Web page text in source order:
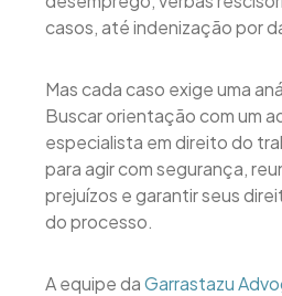
casos, até indenização por
Mas cada caso exige uma
Buscar orientação com um
especialista em direito do
para agir com segurança,
prejuízos e garantir seus
do processo.
A equipe daGarrastazu